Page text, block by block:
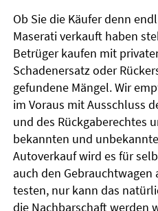
Ob Sie die Käufer denn
Maserati verkauft haben
Betrüger kaufen mit
Schadenersatz oder
gefundene Mängel. Wir
im Voraus mit Ausschluss
und des Rückgaberechtes
bekannten und
Autoverkauf wird es für
auch den Gebrauchtwagen
testen, nur kann das
die Nachbarschaft werden